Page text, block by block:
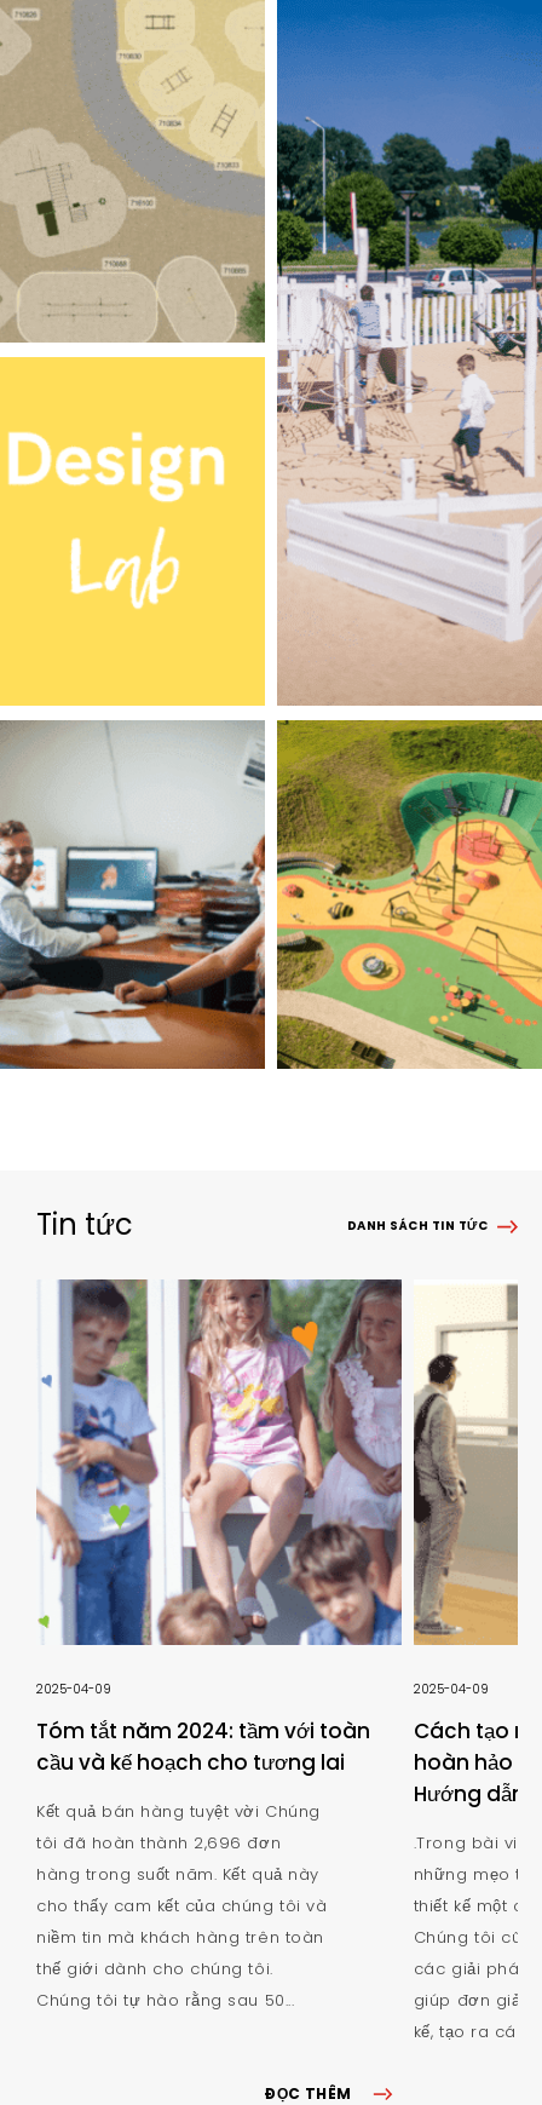
Tin tức DANH SÁCH TIN TỨC
2025-04-09
Tóm tắt năm 2024: tầm với toàn
cầu và kế hoạch cho tương lai
Kết quả bán hàng tuyệt vời Chúng
tôi đã hoàn thành 2,696 đơn
hàng trong suốt năm. Kết quả này
cho thấy cam kết của chúng tôi và
niềm tin mà khách hàng trên toàn
thế giới dành cho chúng tôi.
Chúng tôi tự hào rằng sau 50...
ĐỌC THÊM
2025-04-09
Cách tạo
hoàn hảo
Hướng dẫn
.Trong bài viết
những mẹo
thiết kế một
Chúng tôi
các giải pháp
giúp đơn giản
kế, tạo ra các